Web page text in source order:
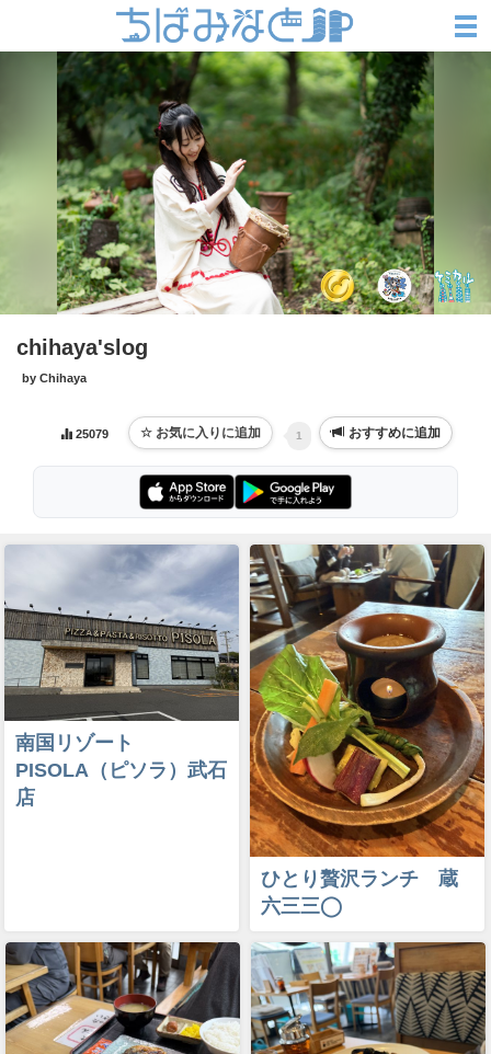
chihaya'slog
by Chihaya
25079 1 おすすめに追加
南国リゾート
PISOLA（ピソラ）武石
店
ひとり贅沢ランチ 蔵
六三三◯